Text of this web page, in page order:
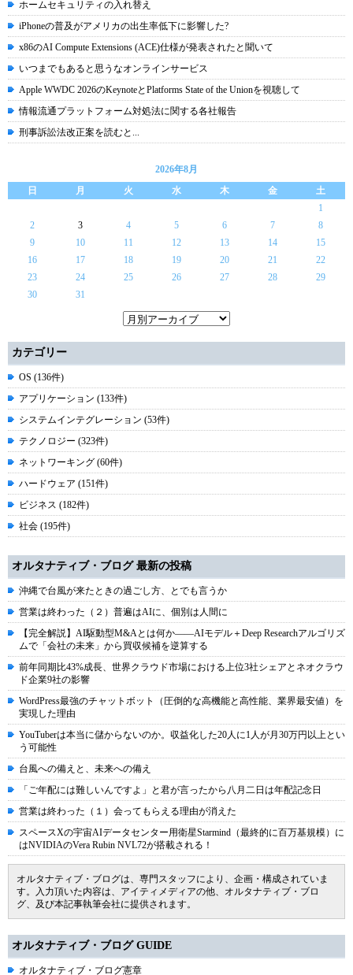
ホームセキュリティの入れ替え
iPhoneの普及がアメリカの出生率低下に影響した?
x86のAI Compute Extensions (ACE)仕様が発表されたと聞いて
いつまでもあると思うなオンラインサービス
Apple WWDC 2026のKeynoteとPlatforms State of the Unionを視聴して
情報流通プラットフォーム対処法に関する各社報告
刑事訴訟法改正案を読むと...
2026年8月
日
月 火 水 木 金
土
1
2
3 4 5 6 7
8
9
10 11 12 13 14
15
16
17 18 19 20 21
22
23
24 25 26 27 28
29
30
31
カテゴリー
OS (136件)
アプリケーション (133件)
システムインテグレーション (53件)
テクノロジー (323件)
ネットワーキング (60件)
ハードウェア (151件)
ビジネス (182件)
社会 (195件)
オルタナティブ・ブログ 最新の投稿
沖縄で台風が来たときの過ごし方、とでも言うか
営業は終わった（２）普遍はAIに、個別は人間に
【完全解説】AI駆動型M&Aとは何か――AIモデル＋Deep Researchアルゴリズ
ムで「会社の未来」から買収候補を逆算する
前年同期比43%成長、世界クラウド市場における上位3社シェアとネオクラウ
ド企業9社の影響
WordPress最強のチャットボット（圧倒的な高機能と高性能、業界最安値）を
実現した理由
YouTuberは本当に儲からないのか。収益化した20人に1人が月30万円以上とい
う可能性
台風への備えと、未来への備え
「ご年配には難しいんですよ」と君が言ったから八月二日は年配記念日
営業は終わった（１）会ってもらえる理由が消えた
スペースXの宇宙AIデータセンター用衛星Starmind（最終的に百万基規模）に
はNVIDIAのVera Rubin NVL72が搭載される！
オルタナティブ・ブログは、専門スタッフにより、企画・構成されていま
す。入力頂いた内容は、アイティメディアの他、オルタナティブ・ブロ
グ、及び本記事執筆会社に提供されます。
オルタナティブ・ブログ GUIDE
オルタナティブ・ブログ憲章